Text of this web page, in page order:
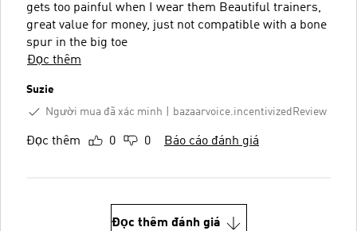
gets too painful when I wear them Beautiful trainers,
great value for money, just not compatible with a bone
spur in the big toe
Đọc thêm
Suzie
Người mua đã xác minh
bazaarvoice.incentivizedReview
Đọc thêm 0 0 Báo cáo đánh giá
Đọc thêm đánh giá